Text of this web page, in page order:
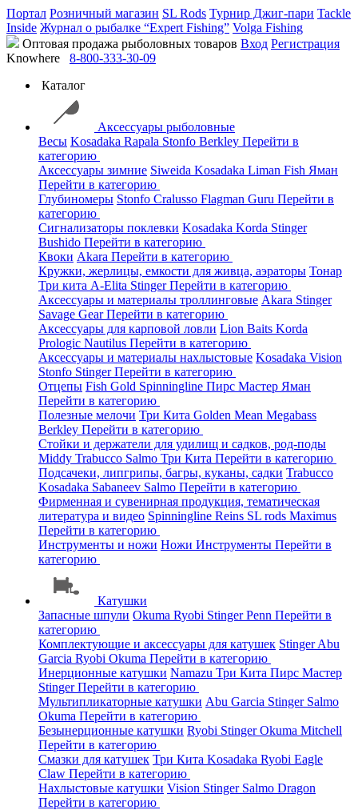
Портал Розничный магазин SL Rods Турнир Джиг-пари Tackle
Inside Журнал о рыбалке “Expert Fishing” Volga Fishing
Оптовая продажа рыболовных товаров Вход Регистрация
Knowhere
8-800-333-30-09
Каталог
Аксессуары рыболовные
Весы Kosadaka Rapala Stonfo Berkley Перейти в
категорию
Аксессуары зимние Siweida Kosadaka Liman Fish Яман
Перейти в категорию
Глубиномеры Stonfo Cralusso Flagman Guru Перейти в
категорию
Сигнализаторы поклевки Kosadaka Korda Stinger
Bushido Перейти в категорию
Квоки Akara Перейти в категорию
Кружки, жерлицы, емкости для живца, аэраторы Тонар
Три кита A-Elita StingerПерейти в категорию
Аксессуары и материалы троллинговые Akara Stinger
Savage GearПерейти в категорию
Аксессуары для карповой ловли Lion Baits Korda
Prologic Nautilus Перейти в категорию
Аксессуары и материалы нахлыстовые Kosadaka Vision
Stonfo StingerПерейти в категорию
Отцепы Fish Gold Spinningline Пирс Мастер Яман
Перейти в категорию
Полезные мелочи Три Кита Golden Mean Megabass
Berkley Перейти в категорию
Стойки и держатели для удилищ и садков, род-поды
Middy Trabucco Salmo Три Кита Перейти в категорию
Подсачеки, липгрипы, багры, куканы, садки Trabucco
Kosadaka Sabaneev Salmo Перейти в категорию
Фирменная и сувенирная продукция, тематическая
литература и видео Spinningline Reins SL rods Maximus
Перейти в категорию
Инструменты и ножи Ножи Инструменты Перейти в
категорию
Катушки
Запасные шпули Okuma Ryobi StingerPenn Перейти в
категорию
Комплектующие и аксессуары для катушек StingerAbu
Garcia Ryobi Okuma Перейти в категорию
Инерционные катушки Namazu Три Кита Пирс Мастер
StingerПерейти в категорию
Мультипликаторные катушки Abu Garcia Stinger Salmo
Okuma Перейти в категорию
Безынерционные катушки Ryobi StingerOkuma Mitchell
Перейти в категорию
Смазки для катушек Три Кита Kosadaka Ryobi Eagle
Claw Перейти в категорию
Нахлыстовые катушки Vision Stinger Salmo Dragon
Перейти в категорию